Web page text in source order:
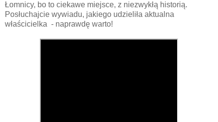
Łomnicy, bo to ciekawe miejsce, z niezwykłą historią.
Posłuchajcie wywiadu, jakiego udzieliła aktualna
właścicielka - naprawdę warto!